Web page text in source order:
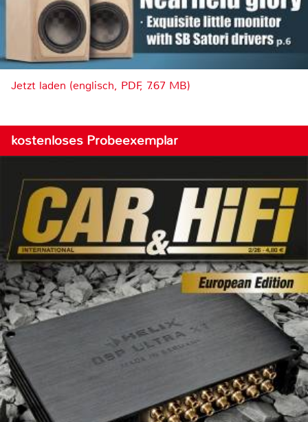
Jetzt laden (englisch, PDF, 7.67 MB)
kostenloses Probeexemplar